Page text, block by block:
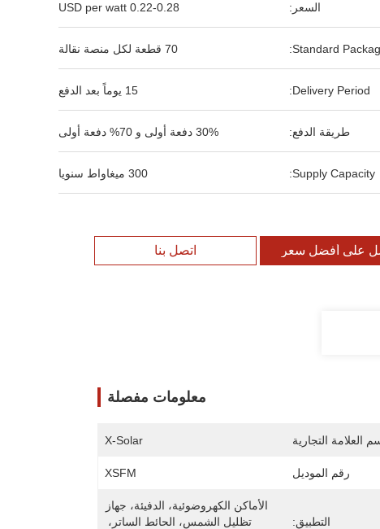
السعر: 0.22-0.28 USD per watt
Standard 70 قطعة لكل منصة نقالة
Delivery Period: 15 يوماً بعد الدفع
طريقة الدفع: 30% دفعة أولى و 70% دفعة أولى
Supply Capacity: 300 ميغاواط سنويا
على أفضل سعر اتصل بنا
معلومات مفصلة
العلامة التجارية X-Solar
رقم الموديل XSFM
التطبيق: